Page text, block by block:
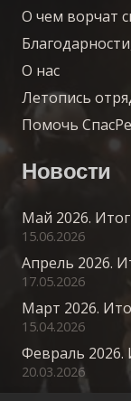
О чем ворчат
О нас
Летопись
Помочь
Новости
Май 2026.
15.06.2026
Апрель 2026.
17.05.2026
Март 2026.
15.04.2026
Февраль 2026.
20.03.2026